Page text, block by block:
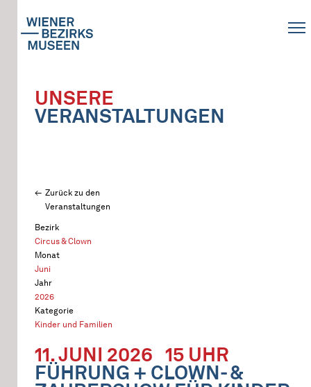
UNSERE
VERANSTALTUNGEN
Zurück zu den
Veranstaltungen
Bezirk
Circus & Clown
Monat
Juni
Jahr
2026
Kategorie
Kinder und Familien
11. JUNI 2026 15 UHR
FÜHRUNG + CLOWN- &